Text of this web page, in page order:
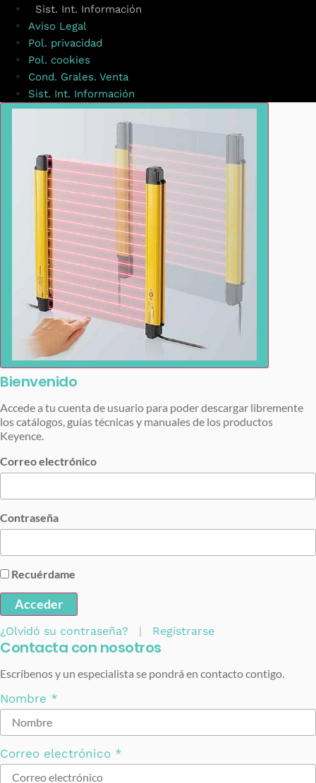
Sist. Int. Información
Aviso Legal
Pol. privacidad
Pol. cookies
Cond. Grales. Venta
Sist. Int. Información
Bienvenido
Accede a tu cuenta de usuario para poder descargar libremente
los catálogos, guías técnicas y manuales de los productos
Keyence.
Correo electrónico
Contraseña
Recuérdame
Acceder
¿Olvidó su contraseña? | Registrarse
Contacta con nosotros
Escríbenos y un especialista se pondrá en contacto contigo.
Nombre *
Correo electrónico *